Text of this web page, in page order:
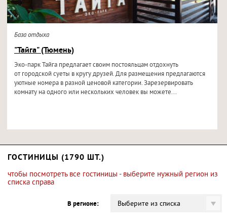
База отдыха
"Тайга" (Тюмень)
Эко-парк Тайга предлагает своим постояльцам отдохнуть
от городской суеты в кругу друзей. Для размещения предлагаются
уютные номера в разной ценовой категории. Зарезервировать
комнату на одного или нескольких человек вы можете...
ГОСТИНИЦЫ (1790 ШТ.)
чтобы посмотреть все гостиницы - выберите нужный регион из
списка справа
В регионе: Выберите из списка